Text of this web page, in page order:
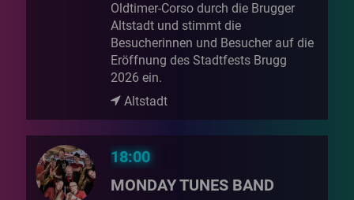
Oldtimer-Corso durch die Brugger
Altstadt und stimmt die
Besucherinnen und Besucher auf die
Eröffnung des Stadtfests Brugg
2026 ein.
Altstadt
18:00
MONDAY TUNES BAND